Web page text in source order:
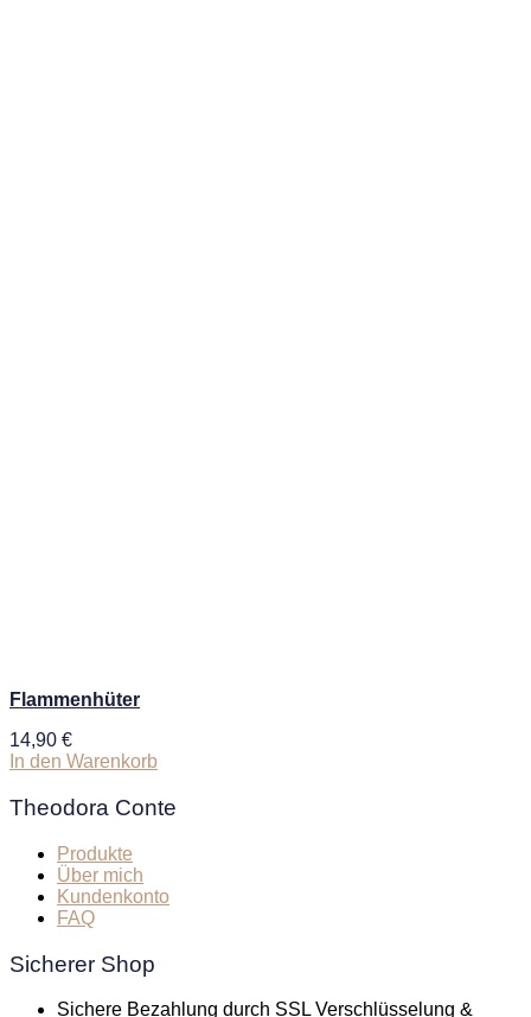
Flammenhüter
14,90 €
In den Warenkorb
Theodora Conte
Produkte
Über mich
Kundenkonto
FAQ
Sicherer Shop
Sichere Bezahlung durch SSL Verschlüsselung &